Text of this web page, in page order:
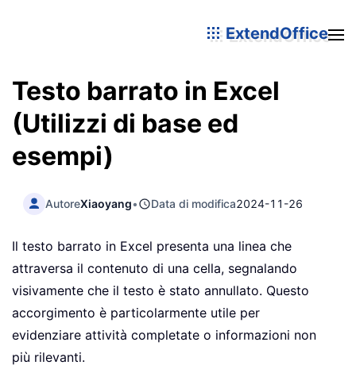
ExtendOffice
Testo barrato in Excel
(Utilizzi di base ed
esempi)
AutoreXiaoyang• Data di modifica2024-11-26
Il testo barrato in Excel presenta una linea che
attraversa il contenuto di una cella, segnalando
visivamente che il testo è stato annullato. Questo
accorgimento è particolarmente utile per
evidenziare attività completate o informazioni non
più rilevanti.